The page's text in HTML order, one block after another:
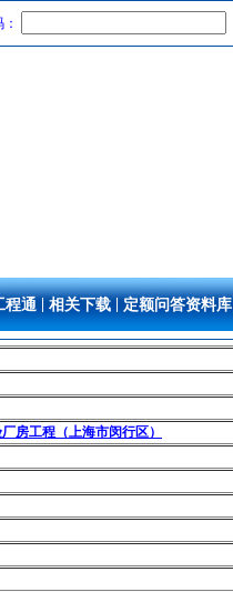
程通 相关下载 定额问答资料库
房工程（上海市闵行区）